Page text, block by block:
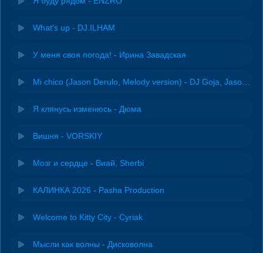
What's up - DJ.ILHAM
У меня своя погода! - Ирина Завадская
Я клянусь изменюсь - Дюма
Вишня - VORSKIY
Мозг и сердце - Виай, Sherbi
КАЛИНКА 2026 - Pasha Production
Welcome to Kitty City - Cyriak
Мысли как волны - Дисковолна